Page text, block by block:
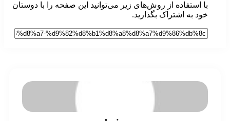
با استفاده از روش‌های زیر می‌توانید این صفحه را با دوستان
خود به اشتراک بگذارید.